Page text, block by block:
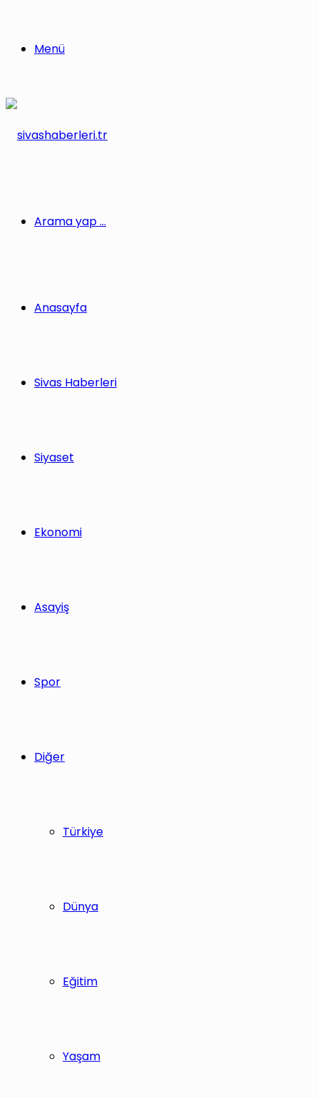
Menü
Arama yap ...
Anasayfa
Sivas Haberleri
Siyaset
Ekonomi
Asayiş
Spor
Diğer
Türkiye
Dünya
Eğitim
Yaşam